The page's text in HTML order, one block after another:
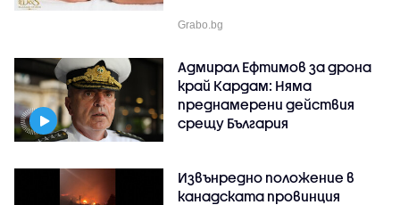
Grabo.bg
Адмирал Ефтимов за дрона
край Кардам: Няма
преднамерени действия
срещу България
Извънредно положение в
канадската провинция